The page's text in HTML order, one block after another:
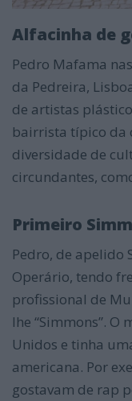
Alfacinha de
Pedro Mafama
da Pedreira,
de artistas
bairrista típico da
diversidade de
circundantes,
Primeiro
Pedro, de apelido
Operário, tendo
profissional de
lhe “Simmons”.
Unidos e tinha
americana. Por
gostavam de rap